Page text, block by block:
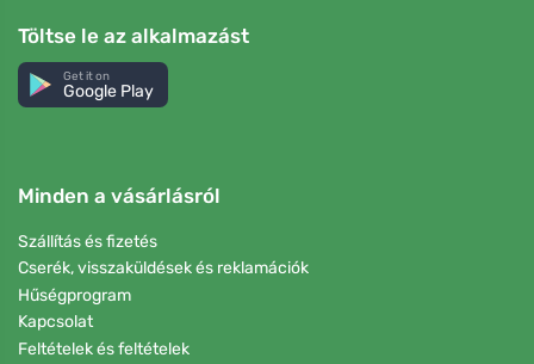
Töltse le az alkalmazást
Get it on
Google Play
Minden a vásárlásról
Szállítás és fizetés
Cserék, visszaküldések és reklamációk
Hűségprogram
Kapcsolat
Feltételek és feltételek